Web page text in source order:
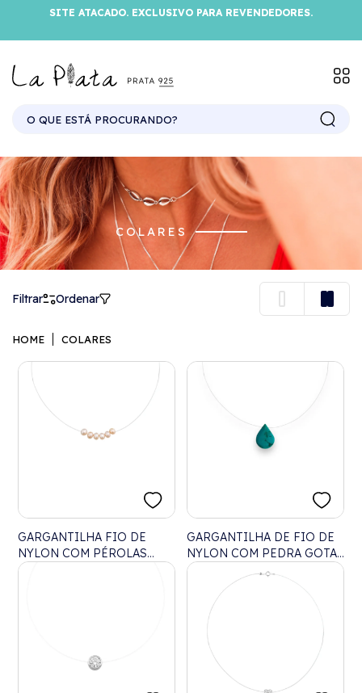
SITE ATACADO. EXCLUSIVO PARA REVENDEDORES.
COLARES
Filtrar Ordenar
HOME COLARES
GARGANTILHA FIO DE
NYLON COM PÉROLAS
RONDEL - 40CM
GARGANTILHA DE FIO DE
NYLON COM PEDRA GOTA
TURQUESA - 40CM